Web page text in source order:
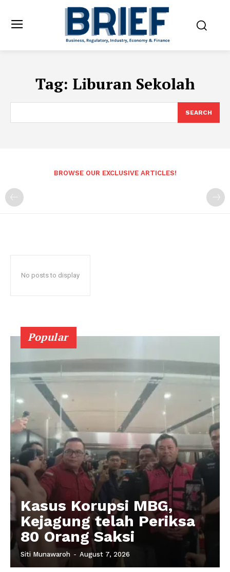
Tag: Liburan Sekolah
SEARCH
BROWSE OUR EXCLUSIVE ARTICLES!
No posts to display
Popular
Kasus Korupsi MBG,
Kejagung telah Periksa
80 Orang Saksi
Siti Munawaroh - August 7, 2026